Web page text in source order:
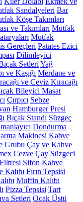
Sandalyeleri Bar
Köşe Takımları
ve Takımları Mutfak
Mutfak
Gereçleri Patates Ezici
Dilimleyici
Setleri Yağ
ve Kaşığı Merdane ve
ve Ceviz Kıracağı
Bileyici Masat
Çırpıcı Sebze
Hamburger Presi
Bıçak Standı Süzgeç
Dondurma
Makinesi Kahve
Grubu Çay ve Kahve
Cezve Çay Süzgeci
Sifon Kahve
Kalıbı Fırın Tepsisi
Muffin Kalıbı
Pizza Tepsisi Tart
Setleri Ocak Üstü